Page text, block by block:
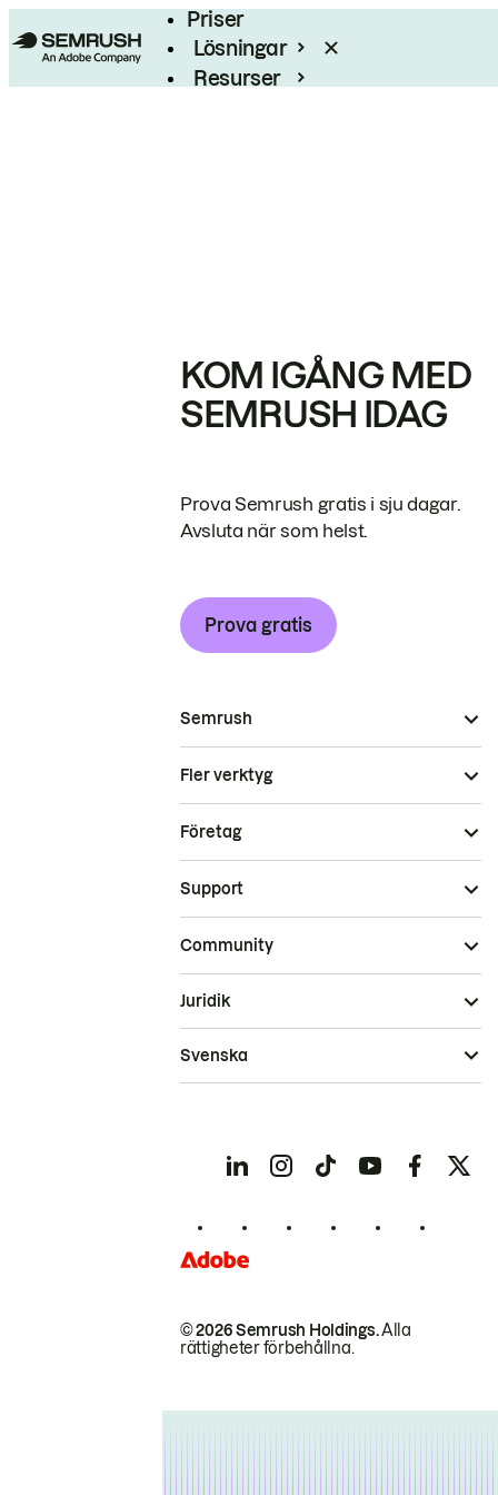
Priser
Lösningar
Resurser
KOM IGÅNG MED
SEMRUSH IDAG
Prova Semrush gratis i sju dagar.
Avsluta när som helst.
Prova gratis
Semrush
Fler verktyg
Företag
Support
Community
© 2026 Semrush Holdings.Alla
rättigheter förbehållna.
Juridik
Svenska